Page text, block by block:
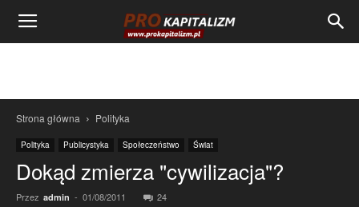
Strona główna Polityka
Polityka Publicystyka Społeczeństwo Świat
Dokąd zmierza "cywilizacja"?
Przez admin - 01/08/2011 24